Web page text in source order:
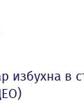
избухна в